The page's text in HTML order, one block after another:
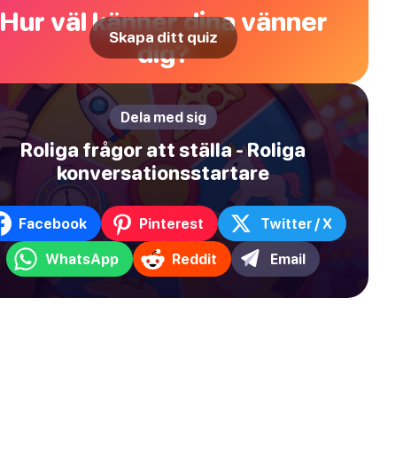
Hur väl känner dina vänner
dig?
Skapa ditt quiz
Dela med sig
Roliga frågor att ställa - Roliga
konversationsstartare
Facebook Pinterest Twitter / X
WhatsApp Reddit Email